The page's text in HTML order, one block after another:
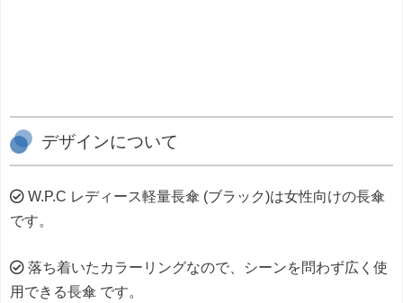
デザインについて
W.P.C レディース軽量長傘 (ブラック)は女性向けの長傘
です。
落ち着いたカラーリングなので、シーンを問わず広く使
用できる長傘 です。